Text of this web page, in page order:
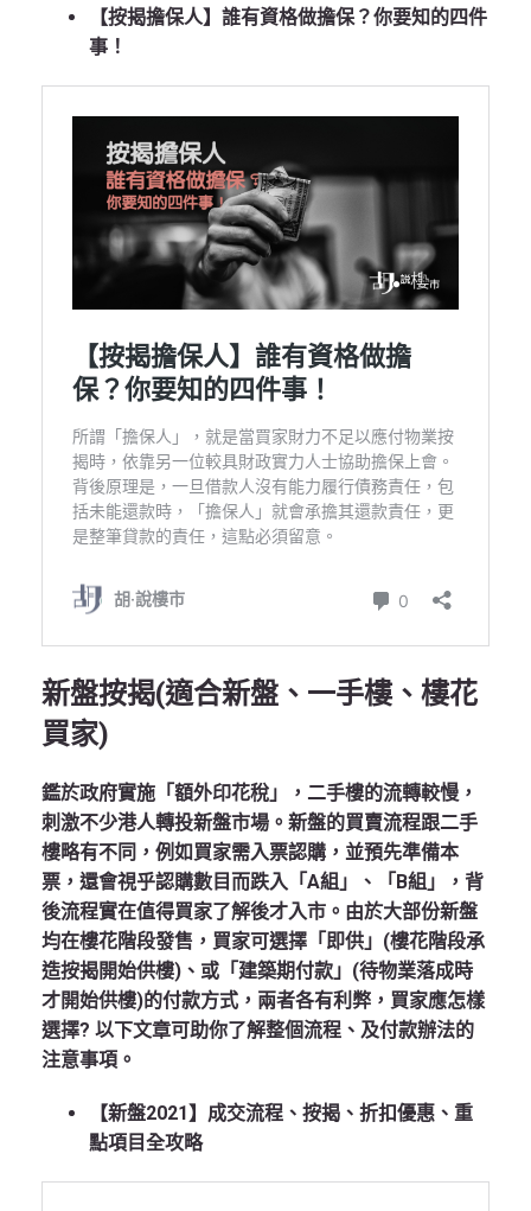
【按揭擔保人】誰有資格做擔保？你要知的四件
事！
新盤按揭(適合新盤、一手樓、樓花
買家)
鑑於政府實施「額外印花稅」，二手樓的流轉較慢，
刺激不少港人轉投新盤市場。新盤的買賣流程跟二手
樓略有不同，例如買家需入票認購，並預先準備本
票，還會視乎認購數目而跌入「A組」、「B組」，背
後流程實在值得買家了解後才入市。由於大部份新盤
均在樓花階段發售，買家可選擇「即供」(樓花階段承
造按揭開始供樓)、或「建築期付款」(待物業落成時
才開始供樓)的付款方式，兩者各有利弊，買家應怎樣
選擇? 以下文章可助你了解整個流程、及付款辦法的
注意事項。
【新盤2021】成交流程、按揭、折扣優惠、重
點項目全攻略